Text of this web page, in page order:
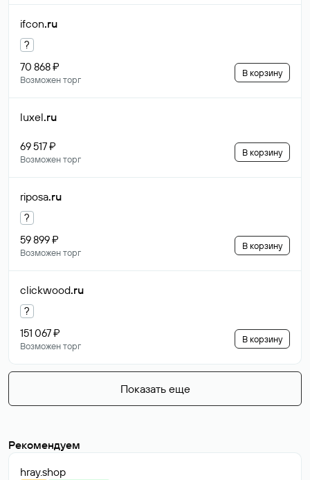
ifcon.ru
?
70 868 ₽
Возможен торг
В корзину
luxel.ru
69 517 ₽
Возможен торг
В корзину
riposa.ru
?
59 899 ₽
Возможен торг
В корзину
clickwood.ru
?
151 067 ₽
Возможен торг
В корзину
Показать еще
Рекомендуем
hray.shop